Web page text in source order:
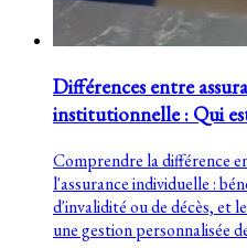
Différences entre
institutionnelle : Qui
Comprendre la différence
l'assurance individuelle :
d'invalidité ou de décès, et
une gestion personnalisée